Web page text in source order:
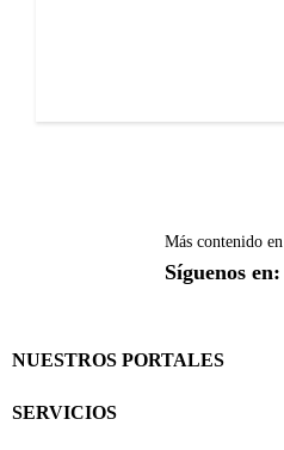
Más contenido en
Síguenos en:
NUESTROS PORTALES
SERVICIOS